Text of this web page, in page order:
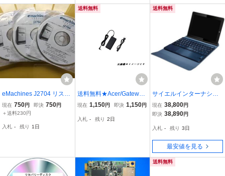
プタ ⑳
eMachines J2704 リスト
アCD ＠3枚組@ 2004年
版
現在 750円 即決 750円
＋送料230円
入札 - 残り 1日
送料無料
送料無料★Acer/Gateway
現行PC対応代替用ACア
P-65VH B/PA-1650-86/A
現在 1,150円 即決 1,150円
入札 - 残り 2日
送料無料
サイエルインターナショ
ナル 8.9インチWindowsP
CIV MW-WPC04
現在 38,800円
即決 38,890円
入札 - 残り 3日
最安値を見る
送料無料